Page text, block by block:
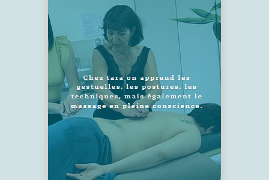
SUIVEZ-NOUS !